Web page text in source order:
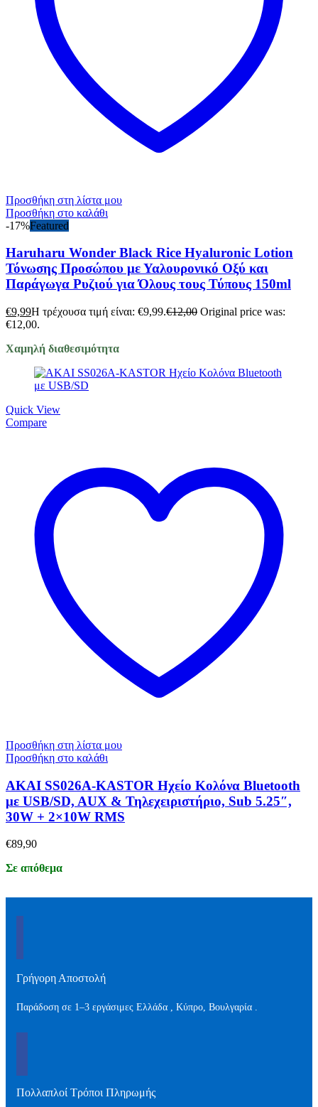
Προσθήκη στη λίστα μου
Προσθήκη στο καλάθι
-17%Featured
Haruharu Wonder Black Rice Hyaluronic Lotion
Τόνωσης Προσώπου με Υαλουρονικό Οξύ και
Παράγωγα Ρυζιού για Όλους τους Τύπους 150ml
€9,99Η τρέχουσα τιμή είναι: €9,99.€12,00 Original price was:
€12,00.
Χαμηλή διαθεσιμότητα
Quick View
Compare
Προσθήκη στη λίστα μου
Προσθήκη στο καλάθι
AKAI SS026A-KASTOR Ηχείο Κολόνα Bluetooth
με USB/SD, AUX & Τηλεχειριστήριο, Sub 5.25″,
30W + 2×10W RMS
€89,90
Σε απόθεμα
Γρήγορη Αποστολή
Παράδοση σε 1–3 εργάσιμες Ελλάδα , Kύπρο, Βουλγαρία .
Πολλαπλοί Τρόποι Πληρωμής